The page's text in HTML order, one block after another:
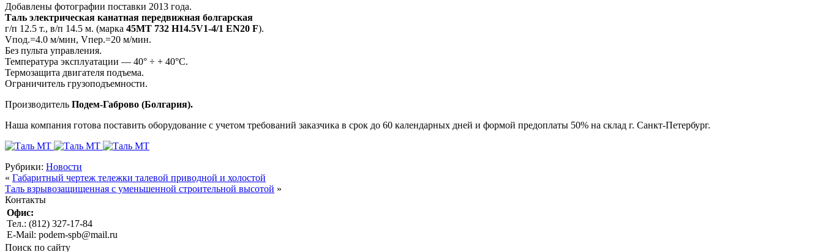
Добавлены фотографии поставки 2013 года.
Таль электрическая канатная передвижная болгарская
г/п 12.5 т., в/п 14.5 м. (марка 45МТ 732 Н14.5V1-4/1 EN20 F).
Vпод.=4.0 м/мин, Vпер.=20 м/мин.
Без пульта управления.
Температура эксплуатации — 40° ÷ + 40°С.
Термозащита двигателя подъема.
Ограничитель грузоподъемности.
Производитель Подем-Габрово (Болгария).
Наша компания готова поставить оборудование с учетом требований заказчика в срок до 60 календарных дней и формой предоплаты 50% на склад г. Санкт-Петербург.
Рубрики: Новости
« Габаритный чертеж тележки талевой приводной и холостой
Таль взрывозащищенная с уменьшенной строительной высотой »
Контакты
Офис:
Тел.: (812) 327-17-84
E-Mail: podem-spb@mail.ru
Поиск по сайту